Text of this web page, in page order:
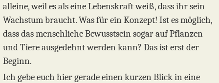
alleine, weil es als eine Lebenskraft weiß, dass ihr sein
Wachstum braucht. Was für ein Konzept! Ist es möglich,
dass das menschliche Bewusstsein sogar auf Pflanzen
und Tiere ausgedehnt werden kann? Das ist erst der
Beginn.
Ich gebe euch hier gerade einen kurzen Blick in eine